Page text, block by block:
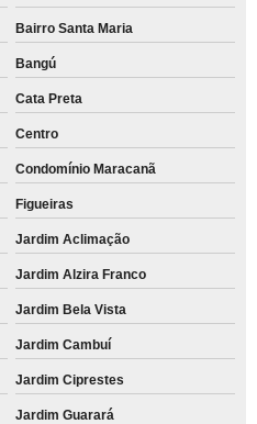
Bairro Santa Maria
Bangú
Cata Preta
Centro
Condomínio Maracanã
Figueiras
Jardim Aclimação
Jardim Alzira Franco
Jardim Bela Vista
Jardim Cambuí
Jardim Ciprestes
Jardim Guarará